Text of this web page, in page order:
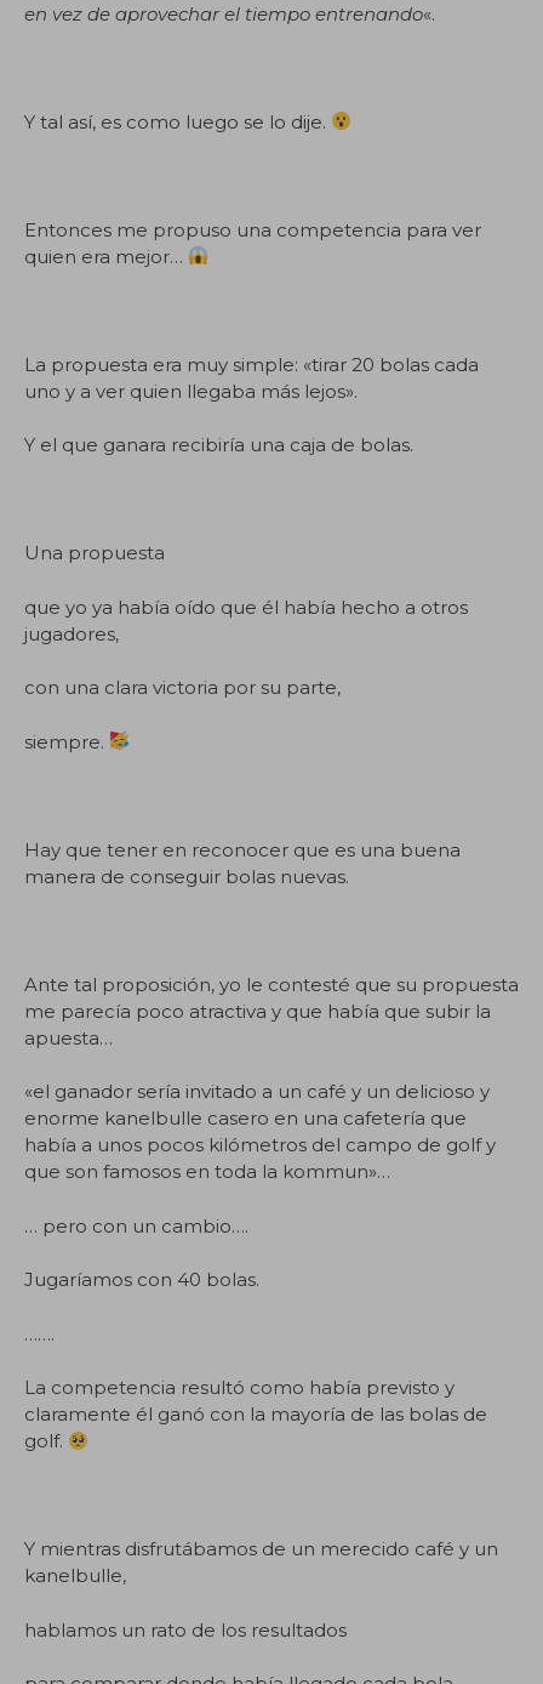
en vez de aprovechar el tiempo entrenando«.
Y tal así, es como luego se lo dije.
Entonces me propuso una competencia para ver
quien era mejor…
La propuesta era muy simple: «tirar 20 bolas cada
uno y a ver quien llegaba más lejos».
Y el que ganara recibiría una caja de bolas.
Una propuesta
que yo ya había oído que él había hecho a otros
jugadores,
con una clara victoria por su parte,
siempre.
Hay que tener en reconocer que es una buena
manera de conseguir bolas nuevas.
Ante tal proposición, yo le contesté que su propuesta
me parecía poco atractiva y que había que subir la
apuesta…
«el ganador sería invitado a un café y un delicioso y
enorme kanelbulle casero en una cafetería que
había a unos pocos kilómetros del campo de golf y
que son famosos en toda la kommun»…
… pero con un cambio….
Jugaríamos con 40 bolas.
…….
La competencia resultó como había previsto y
claramente él ganó con la mayoría de las bolas de
golf.
Y mientras disfrutábamos de un merecido café y un
kanelbulle,
hablamos un rato de los resultados